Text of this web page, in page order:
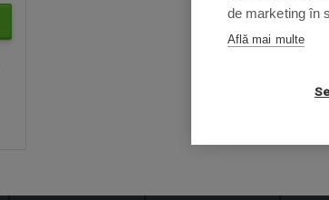
de marketing în
Află mai multe